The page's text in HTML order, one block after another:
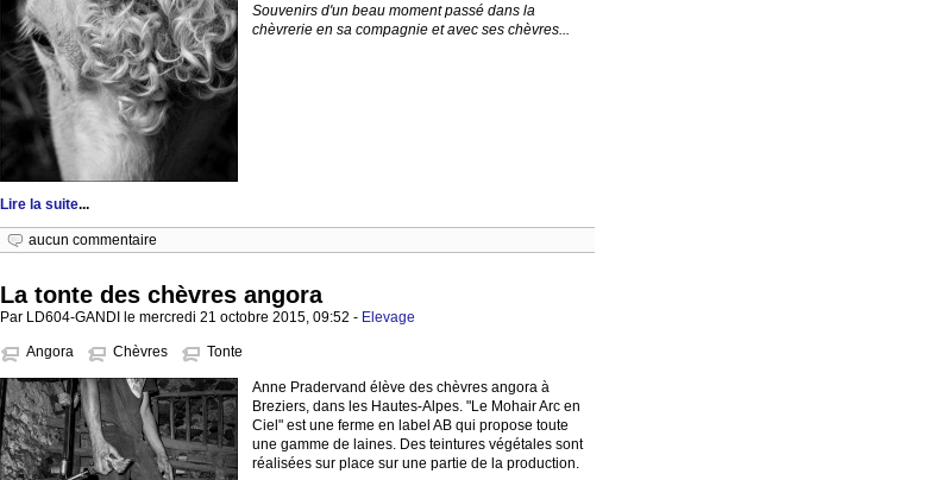
Souvenirs d'un beau moment passé dans la
chèvrerie en sa compagnie et avec ses chèvres...
Lire la suite...
aucun commentaire
La tonte des chèvres angora
Par LD604-GANDI le mercredi 21 octobre 2015, 09:52 - Elevage
Angora Chèvres Tonte
Anne Pradervand élève des chèvres angora à
Breziers, dans les Hautes-Alpes. "Le Mohair Arc en
Ciel" est une ferme en label AB qui propose toute
une gamme de laines. Des teintures végétales sont
réalisées sur place sur une partie de la production.